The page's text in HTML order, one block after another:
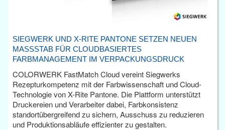
SIEGWERK UND X-RITE PANTONE SETZEN NEUEN
MASSSTAB FÜR CLOUDBASIERTES F
ARBMANAGEMENT IM VERPACKUNGSDRUCK
COLORWERK FastMatch Cloud vereint Siegwerks
Rezepturkompetenz mit der Farbwissenschaft und Cloud-
Technologie von X-Rite Pantone. Die Plattform unterstützt
Druckereien und Verarbeiter dabei, Farbkonsistenz
standortübergreifend zu sichern, Ausschuss zu reduzieren
und Produktionsabläufe effizienter zu gestalten.